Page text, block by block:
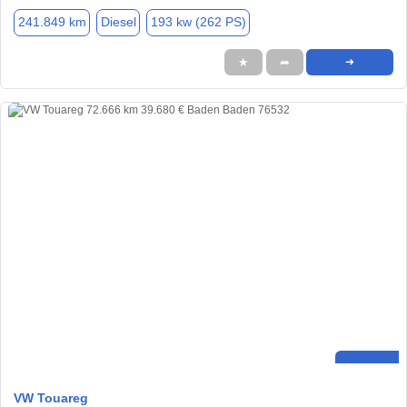
241.849 km Diesel 193 kw (262 PS)
★ ➦ ➜
VW Touareg